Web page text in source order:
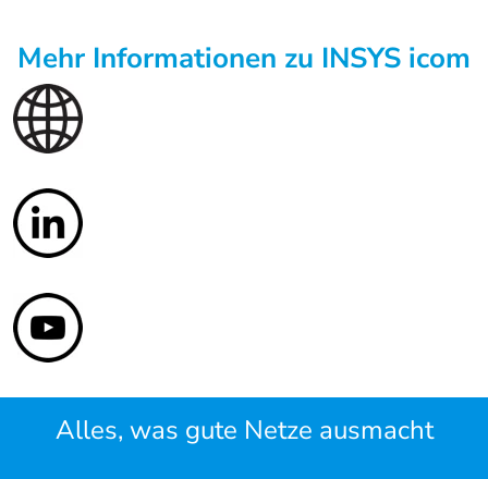
Mehr Informationen zu INSYS icom
Alles, was gute Netze ausmacht